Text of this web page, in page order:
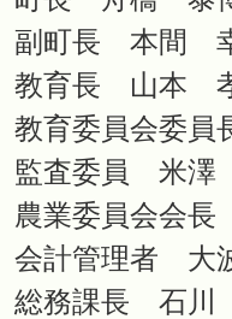
副町長 本間
教育長 山本
教育委員会委
監査委員 米
農業委員会会
会計管理者
総務課長 石